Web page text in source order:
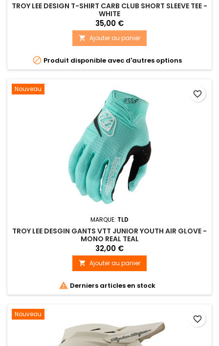
TROY LEE DESIGN T-SHIRT CARB CLUB SHORT SLEEVE TEE -
WHITE
35,00 €
 Ajouter au panier
 Produit disponible avec d'autres options
Nouveau
MARQUE: TLD
TROY LEE DESGIN GANTS VTT JUNIOR YOUTH AIR GLOVE -
MONO REAL TEAL
32,00 €
 Ajouter au panier
 Derniers articles en stock
favorite_border
Nouveau
favorite_border